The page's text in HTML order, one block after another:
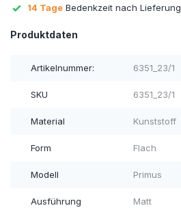
14 Tage Bedenkzeit nach Lieferung
Produktdaten
Artikelnummer: 6351_23/1
SKU 6351_23/1
Material Kunststoff
Form Flach
Modell Primus
Ausführung Matt